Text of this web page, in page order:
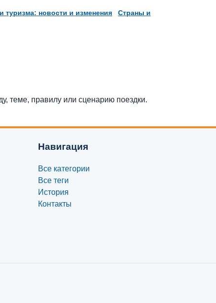
туризма: новости и изменения
Страны и
теме, правилу или сценарию поездки.
Навигация
Все категории
Все теги
История
Контакты